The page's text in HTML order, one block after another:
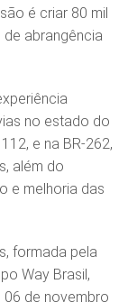
é criar 80 mil
abrangência
no estado do
e na BR-262,
além do
e melhoria das
formada pela
Way Brasil,
06 de novembro